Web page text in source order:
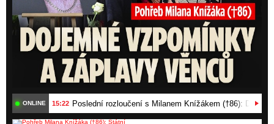
ONLINE 15:22 Poslední rozloučení s Milanem Knížákem (†86):